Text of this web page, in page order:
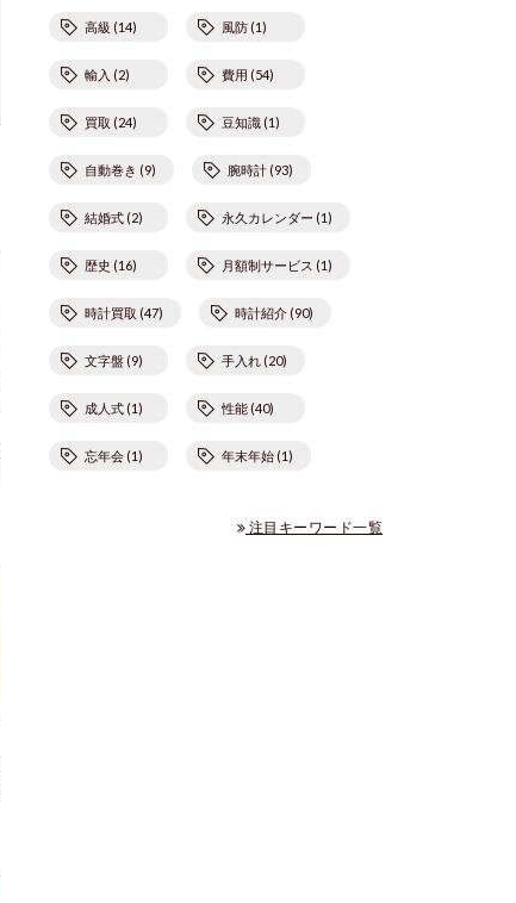
高級 (14) 風防 (1)
輸入 (2) 費用 (54)
買取 (24) 豆知識 (1)
自動巻き (9) 腕時計 (93)
結婚式 (2) 永久カレンダー (1)
歴史 (16) 月額制サービス (1)
時計買取 (47) 時計紹介 (90)
文字盤 (9) 手入れ (20)
成人式 (1) 性能 (40)
忘年会 (1) 年末年始 (1)
注目キーワード一覧